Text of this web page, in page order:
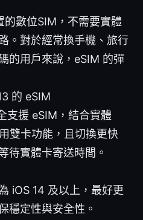
的數位SIM，不需要實體
。對於經常換手機、旅行
的用戶來說，eSIM 的彈
的 eSIM
支援 eSIM，結合實體
雙卡功能，且切換更快
待實體卡寄送時間。
iOS 14 及以上，最好更
穩定性與安全性。